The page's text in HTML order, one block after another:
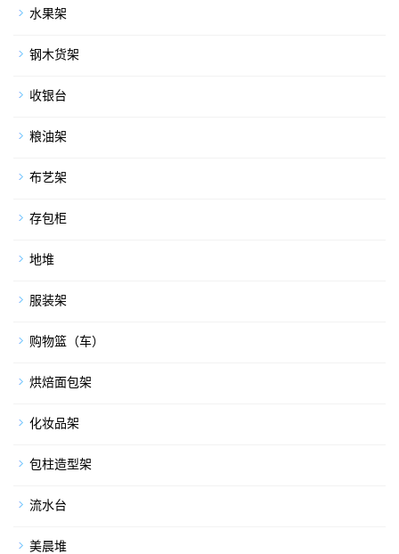
水果架
钢木货架
收银台
粮油架
布艺架
存包柜
地堆
服装架
购物篮（车）
烘焙面包架
化妆品架
包柱造型架
流水台
美晨堆